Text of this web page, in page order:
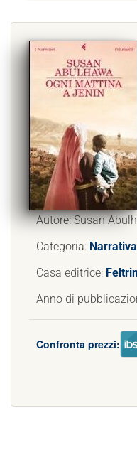
Autore: Susan
Categoria:
Casa editrice:
Anno di
Confronta prezzi: